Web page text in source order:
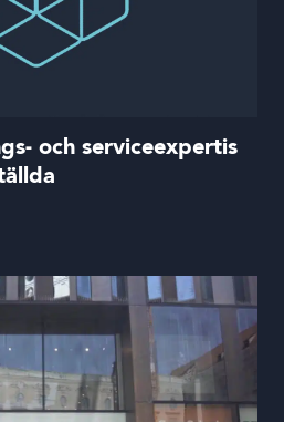
och serviceexpertis